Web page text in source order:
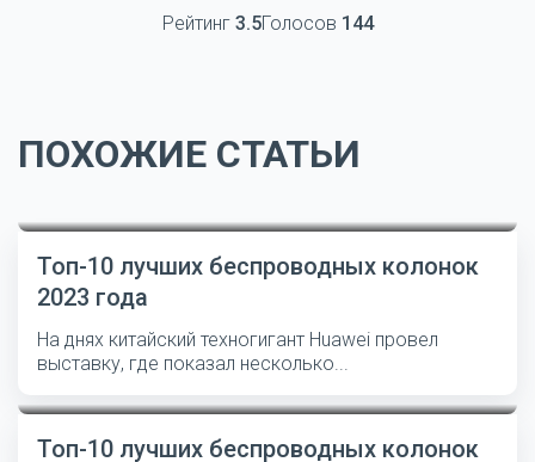
Рейтинг 3.5Голосов 144
ПОХОЖИЕ СТАТЬИ
Топ-10 лучших беспроводных колонок
2023 года
На днях китайский техногигант Huawei провел
выставку, где показал несколько...
Топ-10 лучших беспроводных колонок